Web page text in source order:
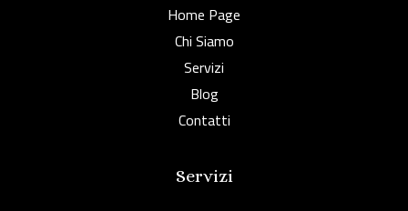
Home Page
Chi Siamo
Servizi
Blog
Contatti
Servizi